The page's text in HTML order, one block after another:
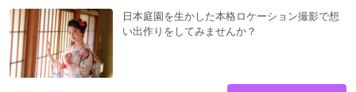
日本庭園を生かした本格ロケーション撮影で想
い出作りをしてみませんか？